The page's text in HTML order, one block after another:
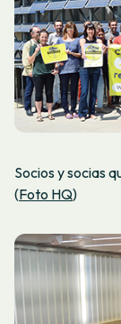
Socios y socias
(Foto HQ)